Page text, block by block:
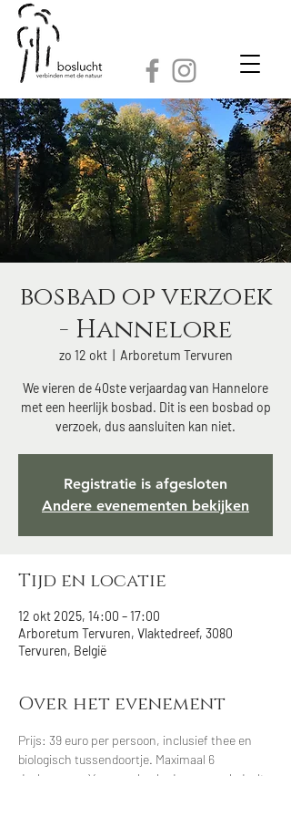
bosbad op verzoek
- Hannelore
zo 12 okt
  |
Arboretum Tervuren
We vieren de 40ste verjaardag van Hannelore
met een heerlijk bosbad. Dit is een bosbad op
verzoek, dus aansluiten kan niet.
Registratie is afgesloten
Andere evenementen bekijken
Tijd en locatie
12 okt 2025, 14:00 – 17:00
Arboretum Tervuren, Vlaktedreef, 3080
Tervuren, België
Over het evenement
Prijs: 39 euro per persoon, inclusief thee en
biologisch tussendoortje. Maximaal 6
deelnemers. Voor een bosbad op verzoek daalt